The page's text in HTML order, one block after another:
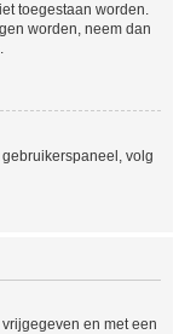
toegestaan worden.
worden, neem dan
volg
en met een